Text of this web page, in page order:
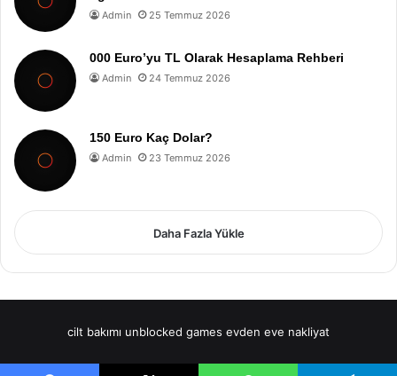
Admin 25 Temmuz 2026
000 Euro’yu TL Olarak Hesaplama Rehberi
Admin 24 Temmuz 2026
150 Euro Kaç Dolar?
Admin 23 Temmuz 2026
Daha Fazla Yükle
cilt bakımı unblocked games evden eve nakliyat